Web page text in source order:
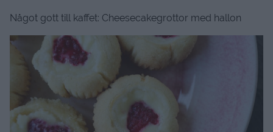
Något gott till kaffet: Cheesecakegrottor med hallon